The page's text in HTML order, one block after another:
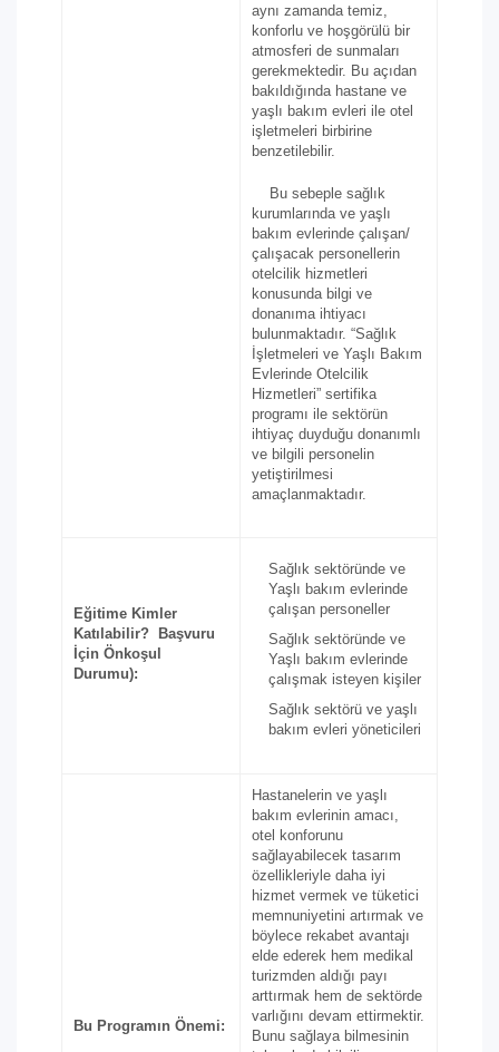
aynı zamanda temiz,
konforlu ve hoşgörülü bir
atmosferi de sunmaları
gerekmektedir. Bu açıdan
bakıldığında hastane ve
yaşlı bakım evleri ile otel
işletmeleri birbirine
benzetilebilir.
Bu sebeple sağlık
kurumlarında ve yaşlı
bakım evlerinde çalışan/
çalışacak personellerin
otelcilik hizmetleri
konusunda bilgi ve
donanıma ihtiyacı
bulunmaktadır. “Sağlık
İşletmeleri ve Yaşlı Bakım
Evlerinde Otelcilik
Hizmetleri” sertifika
programı ile sektörün
ihtiyaç duyduğu donanımlı
ve bilgili personelin
yetiştirilmesi
amaçlanmaktadır.
Eğitime Kimler
Katılabilir? Başvuru
İçin Önkoşul
Durumu):
Sağlık sektöründe ve
Yaşlı bakım evlerinde
çalışan personeller
Sağlık sektöründe ve
Yaşlı bakım evlerinde
çalışmak isteyen kişiler
Sağlık sektörü ve yaşlı
bakım evleri yöneticileri
Bu Programın Önemi:
Hastanelerin ve yaşlı
bakım evlerinin amacı,
otel konforunu
sağlayabilecek tasarım
özellikleriyle daha iyi
hizmet vermek ve tüketici
memnuniyetini artırmak ve
böylece rekabet avantajı
elde ederek hem medikal
turizmden aldığı payı
arttırmak hem de sektörde
varlığını devam ettirmektir.
Bunu sağlaya bilmesinin